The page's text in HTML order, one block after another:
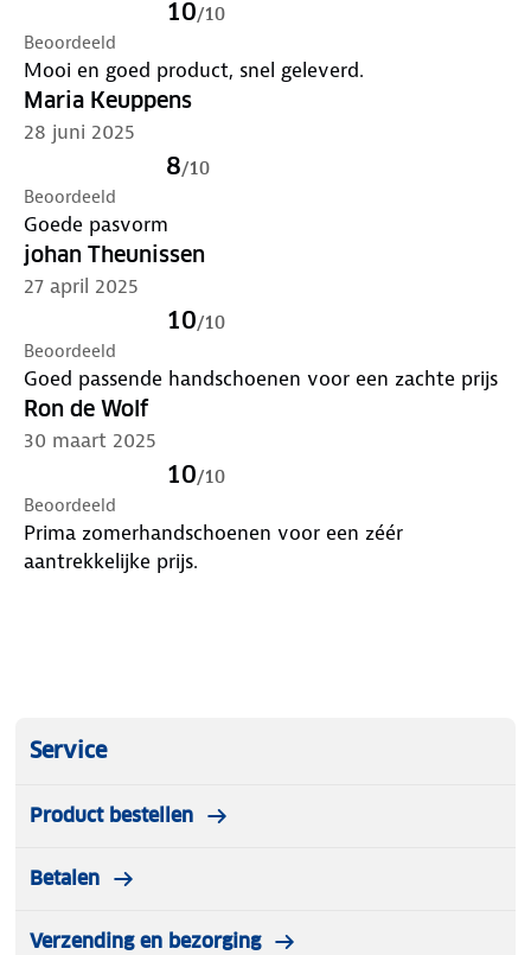
10/10
Beoordeeld
Mooi en goed product, snel geleverd.
Maria Keuppens
28 juni 2025
8/10
Beoordeeld
Goede pasvorm
johan Theunissen
27 april 2025
10/10
Beoordeeld
Goed passende handschoenen voor een zachte prijs
Ron de Wolf
30 maart 2025
10/10
Beoordeeld
Prima zomerhandschoenen voor een zéér
aantrekkelijke prijs.
Service
Product bestellen
Betalen
Verzending en bezorging